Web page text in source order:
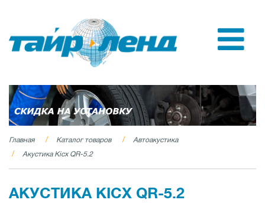
Главная Каталог товаров
Автоакустика
Акустика Kicx QR-5.2
АКУСТИКА KICX QR-5.2